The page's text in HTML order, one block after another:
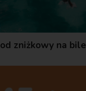
zniżkowy na